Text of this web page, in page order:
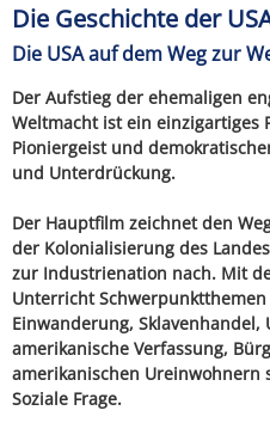
Die Geschichte der
Die USA auf dem Weg zur
Der Aufstieg der ehemaligen
Weltmacht ist ein einzigartiges
Pioniergeist und
und Unterdrückung.
Der Hauptfilm zeichnet den
der Kolonialisierung des
zur Industrienation nach. Mit
Unterricht
Einwanderung, Sklavenhandel,
amerikanische Verfassung,
amerikanischen
Soziale Frage.